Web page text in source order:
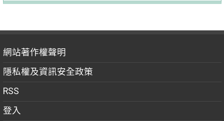
網站著作權聲明
隱私權及資訊安全政策
RSS
登入